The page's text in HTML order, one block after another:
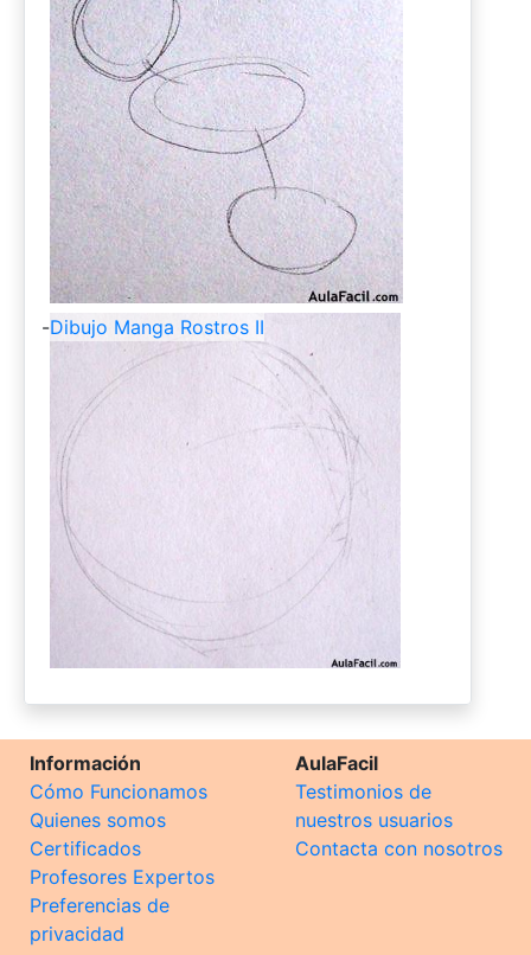
-Dibujo Manga Rostros II
Información
Cómo Funcionamos
Quienes somos
Certificados
Profesores Expertos
Preferencias de
privacidad
AulaFacil
Testimonios de
nuestros usuarios
Contacta con nosotros